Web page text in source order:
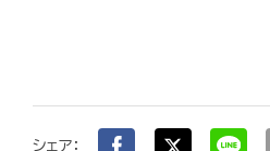
シェア：